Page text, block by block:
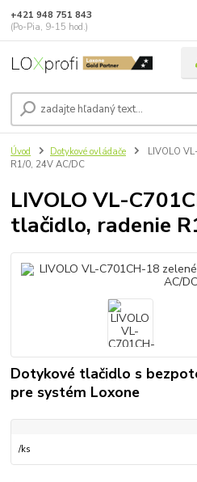
+421 948 751 843
(Po-Pia, 9-15 hod.)
Úvod Dotykové ovládače
LIVOLO
R1/0, 24V AC/DC
LIVOLO VL-
tlačidlo, radenie
Dotykové tlačidlo s
pre systém Loxone
/ks